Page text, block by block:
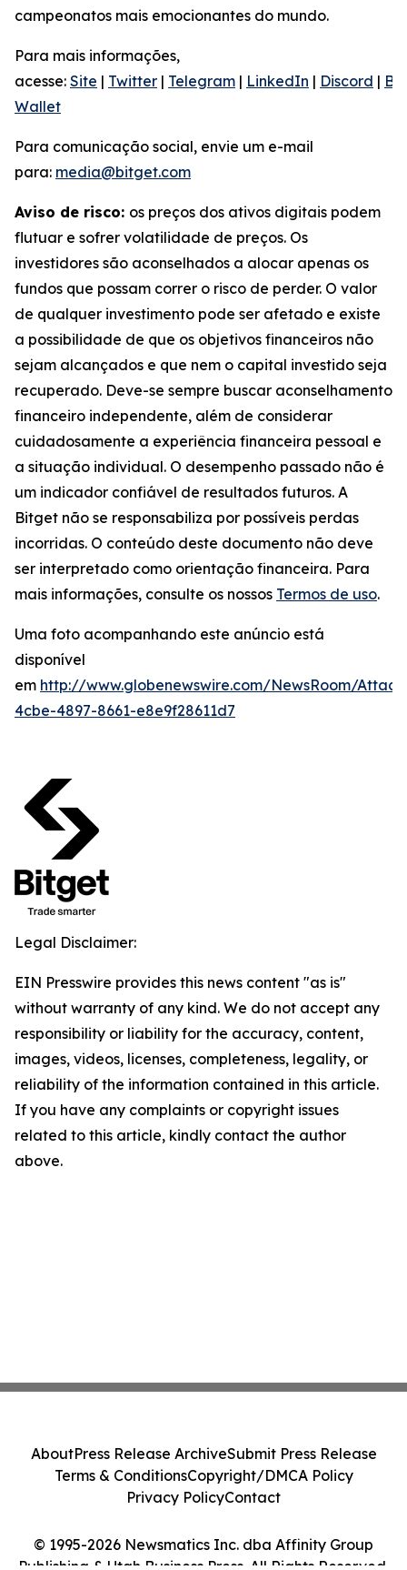
campeonatos mais emocionantes do mundo.
Para mais informações,
acesse: Site | Twitter | Telegram | LinkedIn | Discord |
Wallet
Para comunicação social, envie um e-mail
para: media@bitget.com
Aviso de risco: os preços dos ativos digitais podem
flutuar e sofrer volatilidade de preços. Os
investidores são aconselhados a alocar apenas os
fundos que possam correr o risco de perder. O valor
de qualquer investimento pode ser afetado e existe
a possibilidade de que os objetivos financeiros não
sejam alcançados e que nem o capital investido seja
recuperado. Deve-se sempre buscar aconselhamento
financeiro independente, além de considerar
cuidadosamente a experiência financeira pessoal e
a situação individual. O desempenho passado não é
um indicador confiável de resultados futuros. A
Bitget não se responsabiliza por possíveis perdas
incorridas. O conteúdo deste documento não deve
ser interpretado como orientação financeira. Para
mais informações, consulte os nossos Termos de uso.
Uma foto acompanhando este anúncio está
disponível
em http://www.globenewswire.com/NewsRoom/
4cbe-4897-8661-e8e9f28611d7
Legal Disclaimer:
EIN Presswire provides this news content "as is"
without warranty of any kind. We do not accept any
responsibility or liability for the accuracy, content,
images, videos, licenses, completeness, legality, or
reliability of the information contained in this article.
If you have any complaints or copyright issues
related to this article, kindly contact the author
above.
© 1995-2026 Newsmatics Inc. dba Affinity Group
Publishing & Utah Business Press. All Rights Reserved.
AboutPress Release ArchiveSubmit Press Release
Terms & ConditionsCopyright/DMCA Policy
Privacy PolicyContact